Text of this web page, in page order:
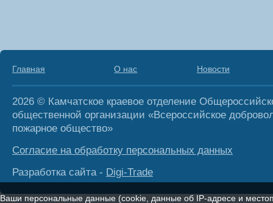
Ваши персональные данные (cookie, данные об IP-адресе и
Главная О нас Новости
2026 © Камчатское краевое отделение
общественной организации «Всероссийское
пожарное общество»
Согласие на обработку персональных данных
Разработка сайта - Digi-Trade